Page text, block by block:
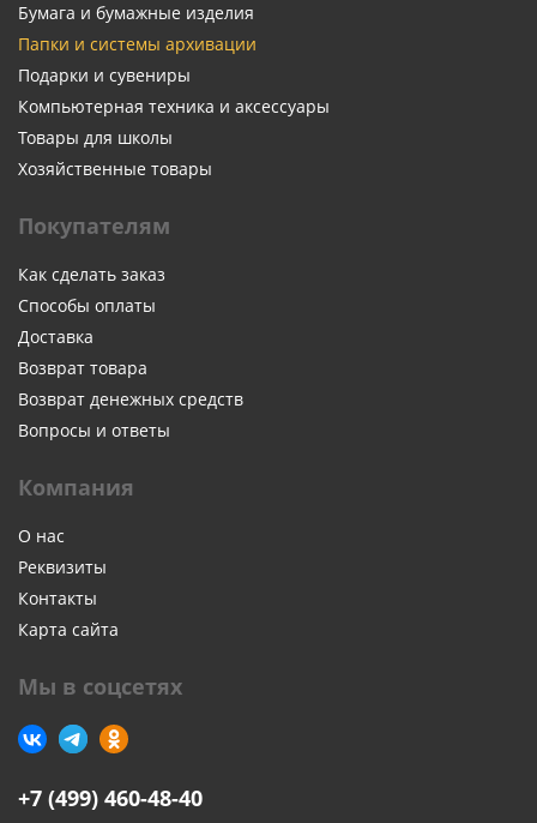
Бумага и бумажные изделия
Папки и системы архивации
Подарки и сувениры
Компьютерная техника и аксессуары
Товары для школы
Хозяйственные товары
Покупателям
Как сделать заказ
Способы оплаты
Доставка
Возврат товара
Возврат денежных средств
Вопросы и ответы
Компания
О нас
Реквизиты
Контакты
Карта сайта
Мы в соцсетях
+7 (499) 460-48-40